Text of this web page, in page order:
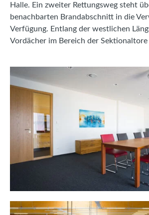
Halle. Ein zweiter Rettungsweg steht
benachbarten Brandabschnitt in die
Verfügung. Entlang der westlichen
Vordächer im Bereich der Sektionaltore